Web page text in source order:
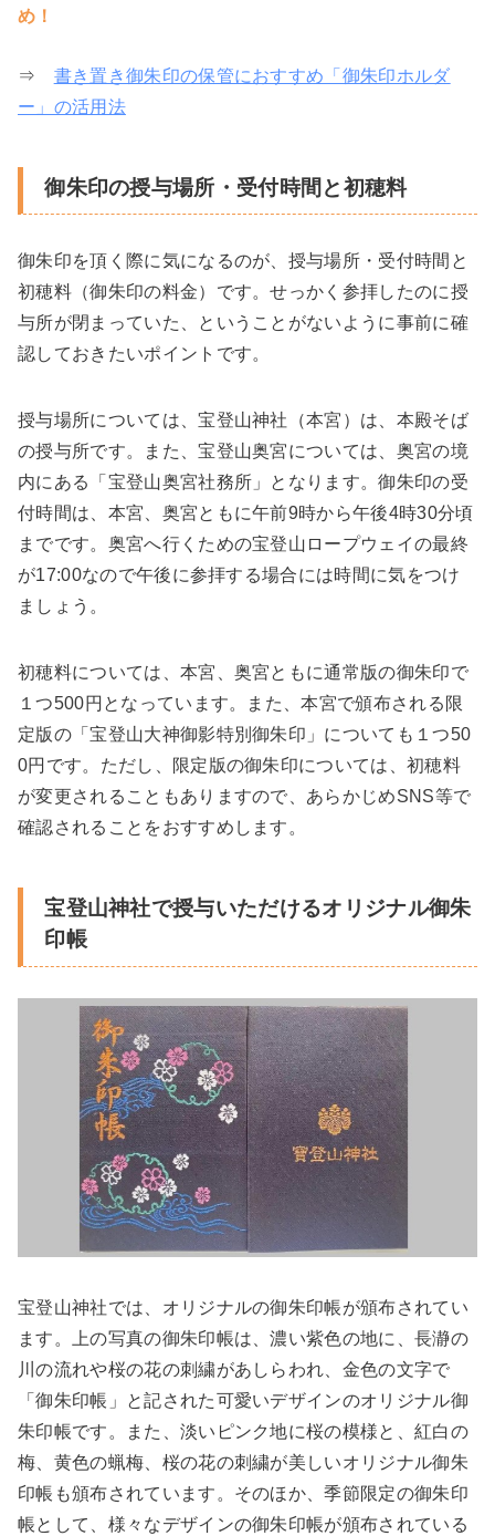
め！
⇒ 書き置き御朱印の保管におすすめ「御朱印ホルダ
ー」の活用法
御朱印の授与場所・受付時間と初穂料
御朱印を頂く際に気になるのが、授与場所・受付時間と
初穂料（御朱印の料金）です。せっかく参拝したのに授
与所が閉まっていた、ということがないように事前に確
認しておきたいポイントです。
授与場所については、宝登山神社（本宮）は、本殿そば
の授与所です。また、宝登山奥宮については、奥宮の境
内にある「宝登山奥宮社務所」となります。御朱印の受
付時間は、本宮、奥宮ともに午前9時から午後4時30分頃
までです。奥宮へ行くための宝登山ロープウェイの最終
が17:00なので午後に参拝する場合には時間に気をつけ
ましょう。
初穂料については、本宮、奥宮ともに通常版の御朱印で
１つ500円となっています。また、本宮で頒布される限
定版の「宝登山大神御影特別御朱印」についても１つ50
0円です。ただし、限定版の御朱印については、初穂料
が変更されることもありますので、あらかじめSNS等で
確認されることをおすすめします。
宝登山神社で授与いただけるオリジナル御朱
印帳
宝登山神社では、オリジナルの御朱印帳が頒布されてい
ます。上の写真の御朱印帳は、濃い紫色の地に、長瀞の
川の流れや桜の花の刺繍があしらわれ、金色の文字で
「御朱印帳」と記された可愛いデザインのオリジナル御
朱印帳です。また、淡いピンク地に桜の模様と、紅白の
梅、黄色の蝋梅、桜の花の刺繍が美しいオリジナル御朱
印帳も頒布されています。そのほか、季節限定の御朱印
帳として、様々なデザインの御朱印帳が頒布されている